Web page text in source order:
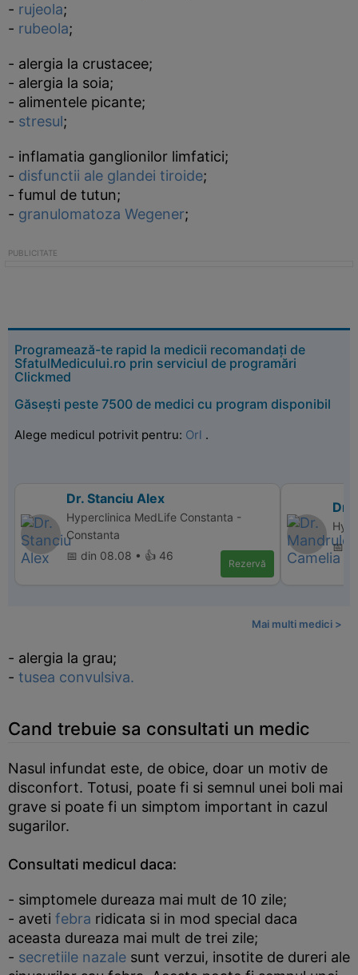
- rujeola;
- rubeola;
- alergia la crustacee;
- alergia la soia;
- alimentele picante;
- stresul;
- inflamatia ganglionilor limfatici;
- disfunctii ale glandei tiroide;
- fumul de tutun;
- granulomatoza Wegener;
Programează-te rapid la medicii recomandați de
SfatulMedicului.ro prin serviciul de programări
Clickmed
Găsești peste 7500 de medici cu program disponibil
Alege medicul potrivit pentru: Orl .
Dr. Stanciu Alex
Hyperclinica MedLife Constanta -
Constanta
📅 din 08.08 • 👍 46
Rezervă
Dr.
📅
Mai multi medici >
- alergia la grau;
- tusea convulsiva.
Cand trebuie sa consultati un medic
Nasul infundat este, de obice, doar un motiv de
disconfort. Totusi, poate fi si semnul unei boli mai
grave si poate fi un simptom important in cazul
sugarilor.
Consultati medicul daca:
- simptomele dureaza mai mult de 10 zile;
- aveti febra ridicata si in mod special daca
aceasta dureaza mai mult de trei zile;
- secretiile nazale sunt verzui, insotite de dureri ale